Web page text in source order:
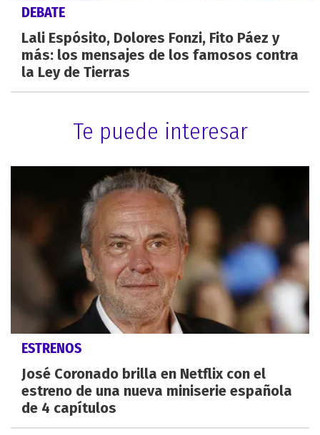
DEBATE
Lali Espósito, Dolores Fonzi, Fito Páez y
más: los mensajes de los famosos contra
la Ley de Tierras
Te puede interesar
ESTRENOS
José Coronado brilla en Netflix con el
estreno de una nueva miniserie española
de 4 capítulos